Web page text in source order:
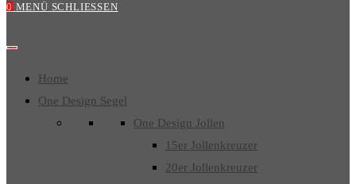
0 MENÜ SCHLIESSEN
Home
One Design Segel
One Design Jollen
15er Jollenkreuzer
20er Jollenkreuzer